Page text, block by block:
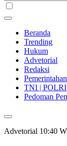
Beranda
Trending
Hukum
Advetorial
Redaksi
Pemerintahan
TNI | POLRI
Pedoman
Advetorial 10:40